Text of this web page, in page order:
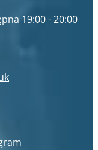
19:00 - 20:00